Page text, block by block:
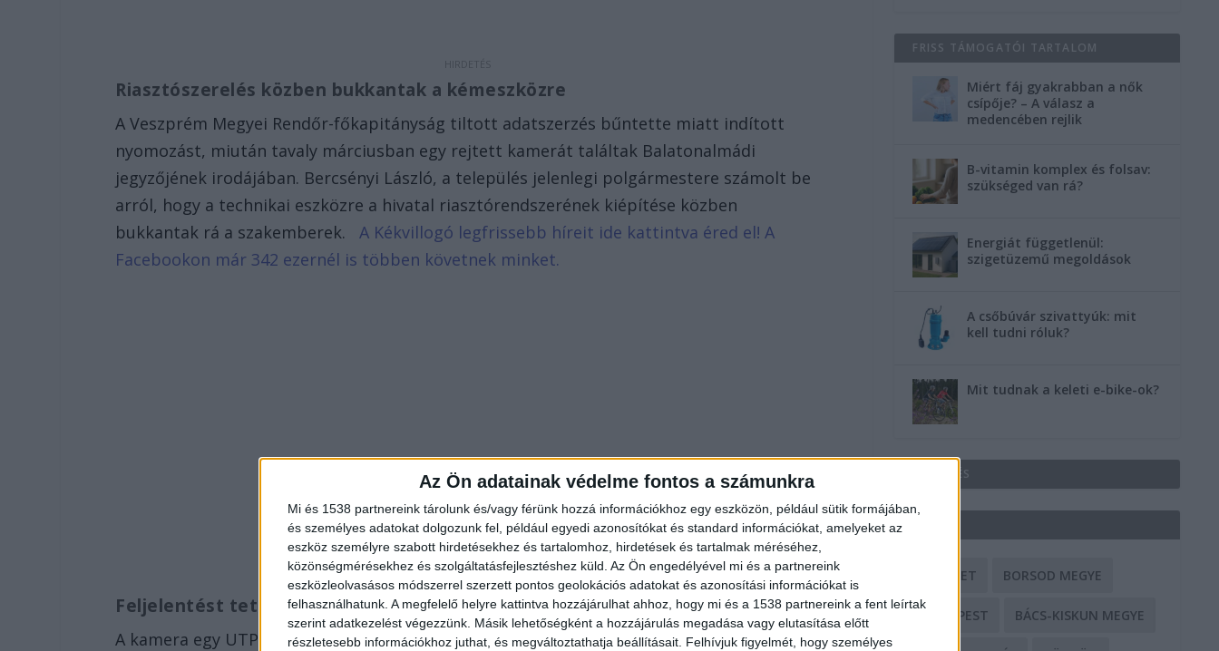
Az Ön adatainak védelme fontos a számunkra
Mi és 1538 partnereink tárolunk és/vagy férünk hozzá információkhoz egy eszközön, például sütik formájában,
és személyes adatokat dolgozunk fel, például egyedi azonosítókat és standard információkat, amelyeket az
eszköz személyre szabott hirdetésekhez és tartalomhoz, hirdetések és tartalmak méréséhez,
közönségmérésekhez és szolgáltatásfejlesztéshez küld. Az Ön engedélyével mi és a partnereink
eszközleolvasásos módszerrel szerzett pontos geolokációs adatokat és azonosítási információkat is
felhasználhatunk. A megfelelő helyre kattintva hozzájárulhat ahhoz, hogy mi és a 1538 partnereink a fent leírtak
szerint adatkezelést végezzünk. Másik lehetőségként a hozzájárulás megadása vagy elutasítása előtt
részletesebb információkhoz juthat, és megváltoztathatja beállításait. Felhívjuk figyelmét, hogy személyes
Riasztószerelés közben bukkantak a kémeszközre
A Veszprém Megyei Rendőr-főkapitányság tiltott adatszerzés bűntette miatt indított
nyomozást, miután tavaly márciusban egy rejtett kamerát találtak Balatonalmádi
jegyzőjének irodájában. Bercsényi László, a település jelenlegi polgármestere számolt be
arról, hogy a technikai eszközre a hivatal riasztórendszerének kiépítése közben
bukkantak rá a szakemberek.
A Kékvillogó legfrissebb híreit ide kattintva éred el! A
Facebookon már 342 ezernél is többen követnek minket.
Feljelentést tett a polgármester
A kamera egy UTP-kábelre volt rákötve, így folyamatosan biztosította a hálózati
FRISS TÁMOGATÓI TARTALOM
Miért fáj gyakrabban a nők
csípője? – A válasz a
medencében rejlik
B-vitamin komplex és folsav:
szükséged van rá?
Energiát függetlenül:
szigetüzemű megoldások
A csőbúvár szivattyúk: mit
kell tudni róluk?
Mit tudnak a keleti e-bike-ok?
HIRDETÉS
BALESET BORSOD MEGYE
BUDAPEST BÁCS-KISKUN MEGYE